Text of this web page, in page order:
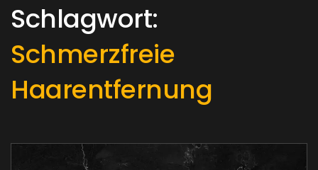
Schlagwort:
Schmerzfreie
Haarentfernung